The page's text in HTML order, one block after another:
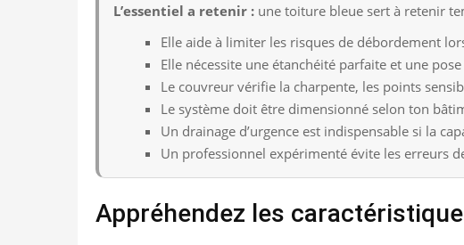
L’essentiel a retenir : une toiture bleue sert à retenir
Elle aide à limiter les risques de débordement
Elle nécessite une étanchéité parfaite et une
Le couvreur vérifie la charpente, les points
Le système doit être dimensionné selon ton
Un drainage d’urgence est indispensable si la
Un professionnel expérimenté évite les erreurs
Appréhendez les